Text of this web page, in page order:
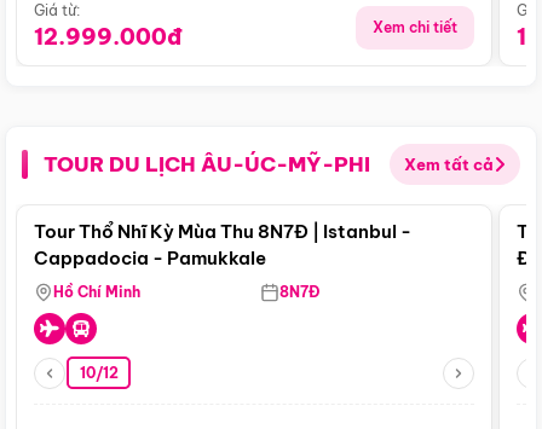
Giá từ:
12.999.000đ Xem chi tiết
TOUR DU LỊCH ÂU-ÚC-MỸ-PHI Xem tất cả
Điểm nổi bật
Tour Thổ Nhĩ Kỳ Mùa Thu 8N7Đ | Istanbul -
Cappadocia - Pamukkale
Hồ Chí Minh 8N7Đ
10/12